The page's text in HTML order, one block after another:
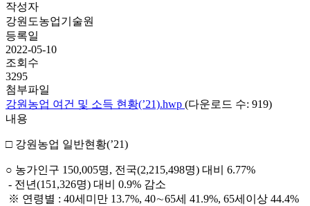
작성자
강원도농업기술원
등록일
2022-05-10
조회수
3295
첨부파일
강원농업 여건 및 소득 현황(’21).hwp (다운로드 수: 919)
내용
□ 강원농업 일반현황(’21)
○ 농가인구 150,005명, 전국(2,215,498명) 대비 6.77%
- 전년(151,326명) 대비 0.9% 감소
※ 연령별 : 40세미만 13.7%, 40∼65세 41.9%, 65세이상 44.4%